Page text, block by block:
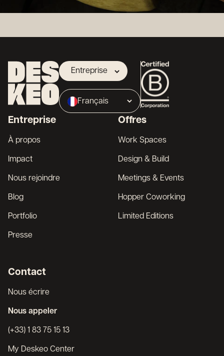
Entreprise
Propriétaire
Broker
Français
Entreprise
À propos
Impact
Nous rejoindre
Blog
Portfolio
Presse
Offres
Work Spaces
Design & Build
Meetings & Events
Hopper Coworking
Limited Editions
Contact
Nous écrire
Nous appeler
(+33) 1 83 75 15 13
My Deskeo Center